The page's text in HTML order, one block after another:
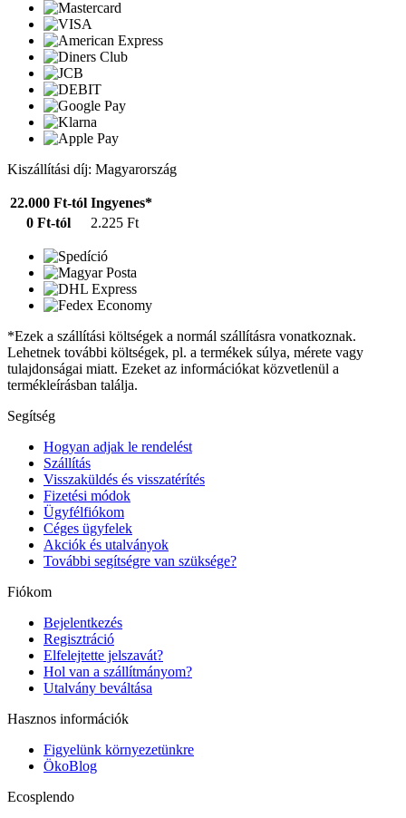
Kiszállítási díj: Magyarország
22.000 Ft-tól Ingyenes*
0 Ft-tól
2.225 Ft
*Ezek a szállítási költségek a normál szállításra vonatkoznak.
Lehetnek további költségek, pl. a termékek súlya, mérete vagy
tulajdonságai miatt. Ezeket az információkat közvetlenül a
termékleírásban találja.
Segítség
Hogyan adjak le rendelést
Szállítás
Visszaküldés és visszatérítés
Fizetési módok
Ügyfélfiókom
Céges ügyfelek
Akciók és utalványok
További segítségre van szüksége?
Fiókom
Bejelentkezés
Regisztráció
Elfelejtette jelszavát?
Hol van a szállítmányom?
Utalvány beváltása
Hasznos információk
Figyelünk környezetünkre
ÖkoBlog
Ecosplendo